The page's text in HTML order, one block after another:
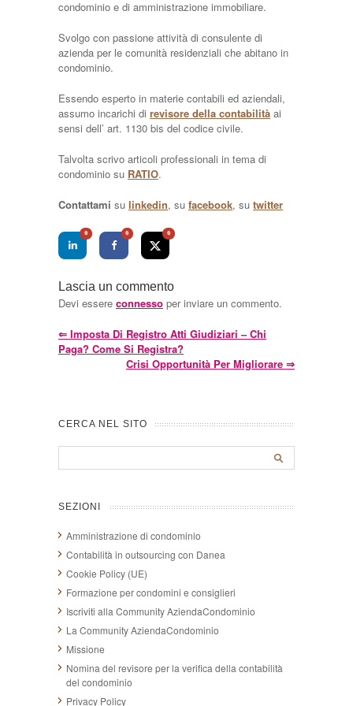
condominio e di amministrazione immobiliare.
Svolgo con passione attività di consulente di
azienda per le comunità residenziali che abitano in
condominio.
Essendo esperto in materie contabili ed aziendali,
assumo incarichi di revisore della contabilità ai
sensi dell’ art. 1130 bis del codice civile.
Talvolta scrivo articoli professionali in tema di
condominio su RATIO.
Contattami su linkedin, su facebook, su twitter
0 0 0
Lascia un commento
Devi essere connesso per inviare un commento.
⇐ Imposta Di Registro Atti Giudiziari – Chi
Paga? Come Si Registra?
Crisi Opportunità Per Migliorare ⇒
CERCA NEL SITO
SEZIONI
Amministrazione di condominio
Contabilità in outsourcing con Danea
Cookie Policy (UE)
Formazione per condomini e consiglieri
Iscriviti alla Community AziendaCondominio
La Community AziendaCondominio
Missione
Nomina del revisore per la verifica della contabilità
del condominio
Privacy Policy